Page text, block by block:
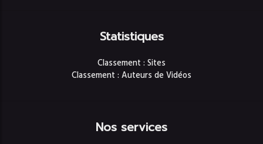
Statistiques
Classement : Sites
Classement : Auteurs de Vidéos
Nos services